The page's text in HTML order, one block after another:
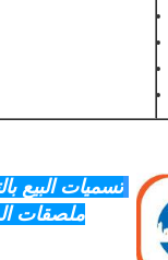
تسميات البيع
ملصقات